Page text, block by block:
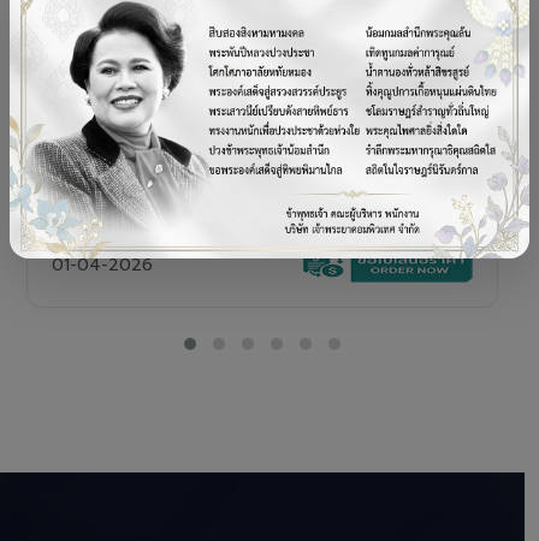
POS TERMINAL
SENOR V+5s
เครื่อง POS All-in-One Touch Screen ดีไซน์พรีเมียม
01-04-2026